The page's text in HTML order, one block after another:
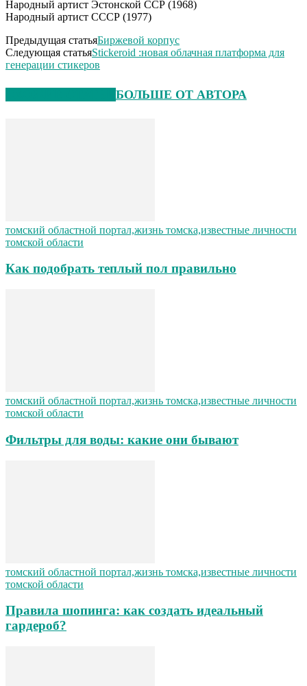
Народный артист Эстонской ССР (1968)
Народный артист СССР (1977)
Предыдущая статьяБиржевой корпус
Следующая статьяStickeroid :новая облачная платформа для
генерации стикеров
БОЛЬШЕ ОТ АВТОРА
томский областной портал,жизнь томска,известные личности
томской области
Как подобрать теплый пол правильно
томский областной портал,жизнь томска,известные личности
томской области
Фильтры для воды: какие они бывают
томский областной портал,жизнь томска,известные личности
томской области
Правила шопинга: как создать идеальный
гардероб?